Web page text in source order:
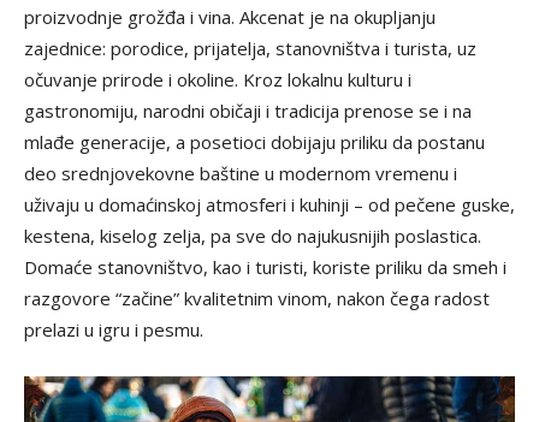
proizvodnje grožđa i vina. Akcenat je na okupljanju
zajednice: porodice, prijatelja, stanovništva i turista, uz
očuvanje prirode i okoline. Kroz lokalnu kulturu i
gastronomiju, narodni običaji i tradicija prenose se i na
mlađe generacije, a posetioci dobijaju priliku da postanu
deo srednjovekovne baštine u modernom vremenu i
uživaju u domaćinskoj atmosferi i kuhinji – od pečene guske,
kestena, kiselog zelja, pa sve do najukusnijih poslastica.
Domaće stanovništvo, kao i turisti, koriste priliku da smeh i
razgovore “začine” kvalitetnim vinom, nakon čega radost
prelazi u igru i pesmu.